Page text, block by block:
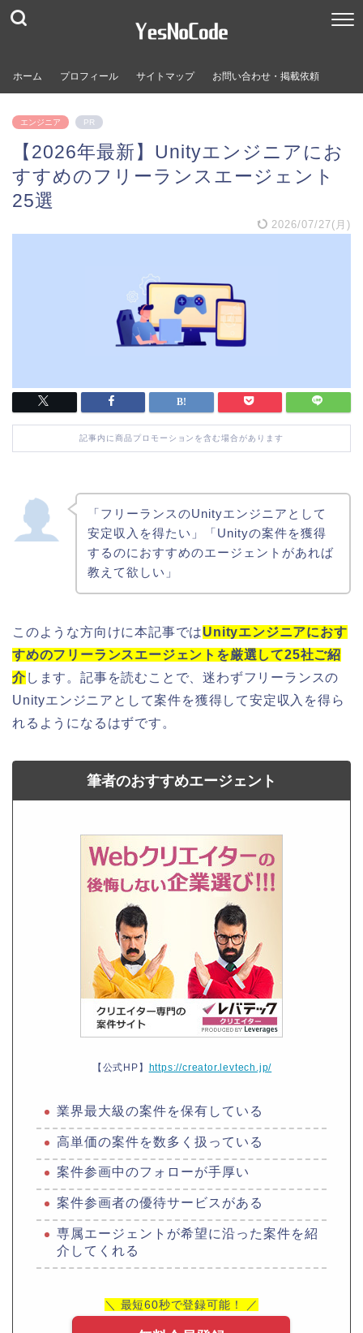
ホーム プロフィール サイトマップ お問い合わせ・掲載依頼
エンジニア PR
【2026年最新】Unityエンジニアにお
すすめのフリーランスエージェント
25選
2026/07/27(月)
記事内に商品プロモーションを含む場合があります
「フリーランスのUnityエンジニアとして
安定収入を得たい」「Unityの案件を獲得
するのにおすすめのエージェントがあれば
教えて欲しい」
このような方向けに本記事ではUnityエンジニアにおす
すめのフリーランスエージェントを厳選して25社ご紹
介 します。記事を読むことで、迷わずフリーランスの
Unityエンジニアとして案件を獲得して安定収入を得ら
れるようになるはずです。
筆者のおすすめエージェント
【公式HP】 https://creator.levtech.jp/
業界最大級の案件を保有している
高単価の案件を数多く扱っている
案件参画中のフォローが手厚い
案件参画者の優待サービスがある
専属エージェントが希望に沿った案件を紹
介してくれる
＼ 最短60秒で登録可能！ ／